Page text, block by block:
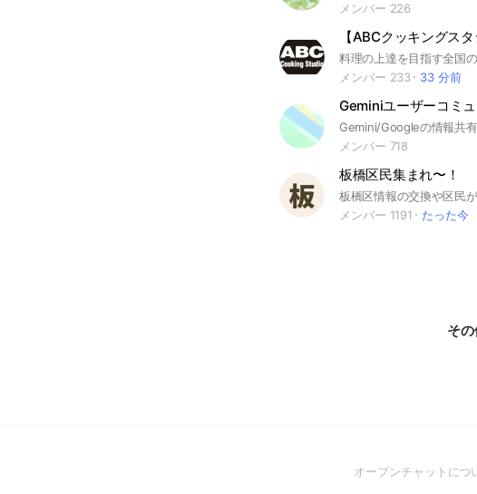
メンバー 226
【ABCクッキングスタ
メンバー 233
33 分前
メンバー 718
板橋区民集まれ〜！
メンバー 1191
たった今
そ
オープンチャットにつ